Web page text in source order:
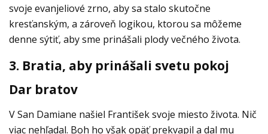
svoje evanjeliové zrno, aby sa stalo skutočne
kresťanským, a zároveň logikou, ktorou sa môžeme
denne sýtiť, aby sme prinášali plody večného života.
3. Bratia, aby prinášali svetu pokoj
Dar bratov
V San Damiane našiel František svoje miesto života. Nič
viac nehľadal. Boh ho však opäť prekvapil a dal mu